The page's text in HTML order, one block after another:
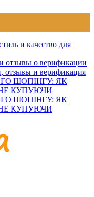
и качество для
отзывы о верификации
отзывы и верификация
ШОПІНГУ: ЯК
КУПУЮЧИ
ШОПІНГУ: ЯК
КУПУЮЧИ